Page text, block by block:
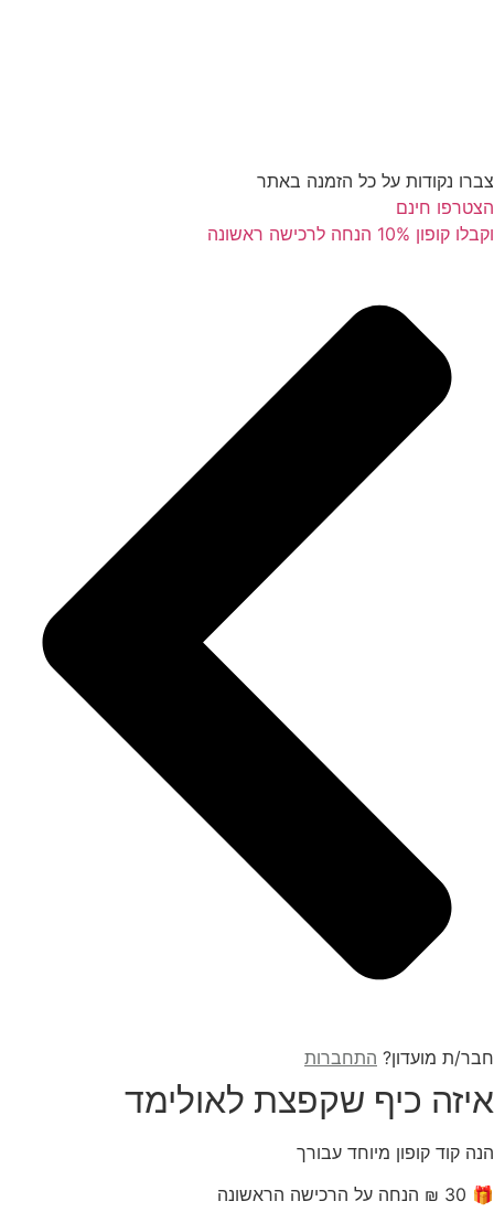
צברו נקודות על כל הזמנה באתר
הצטרפו חינם
וקבלו קופון 10% הנחה לרכישה ראשונה
חבר/ת מועדון? התחברות
איזה כיף שקפצת לאולימד
הנה קוד קופון מיוחד עבורך
🎁 30 ₪ הנחה על הרכישה הראשונה